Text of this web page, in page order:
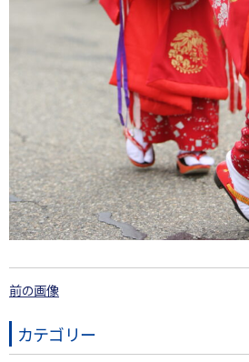
前の画像
カテゴリー